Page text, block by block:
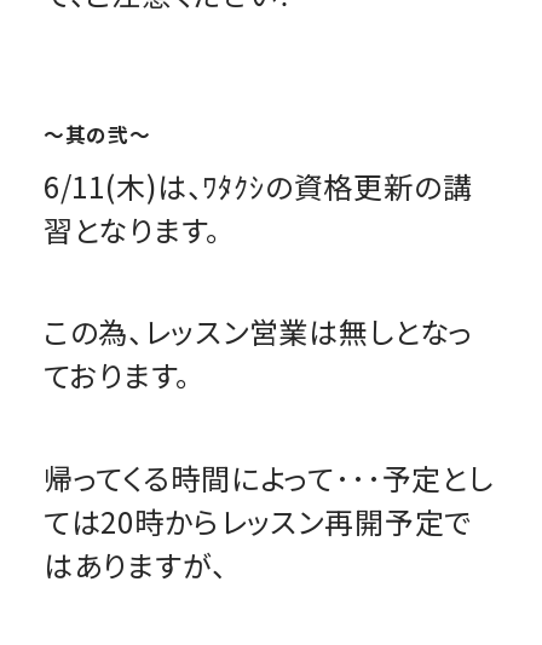
～其の弐～
6/11(木)は、ﾜﾀｸｼの資格更新の講
習となります。
この為、レッスン営業は無しとなっ
ております。
帰ってくる時間によって･･･予定とし
ては20時からレッスン再開予定で
はありますが、